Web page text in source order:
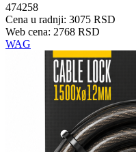
474258
Cena u radnji: 3075 RSD
Web cena: 2768 RSD
WAG